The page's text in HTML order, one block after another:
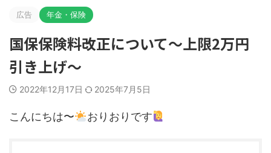
広告 年金・保険
国保保険料改正について～上限2万円
引き上げ～
2022年12月17日 2025年7月5日
こんにちは〜 おりおりです